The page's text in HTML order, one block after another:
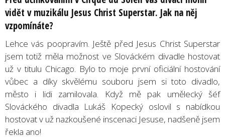
vidět v muzikálu Jesus Christ Superstar. Jak na něj
vzpomínáte?
Lehce vás poopravím. Ještě před Jesus Christ Superstar
jsem totiž měla možnost ve Slováckém divadle hostovat
už v titulu Chicago. Bylo to moje první oficiální hostování
vůbec a díky skvělému souboru jsem si toto divadlo,
město i lidi zamilovala. Když mě pak umělecký šéf
Slováckého divadla Lukáš Kopecký oslovil s nabídkou
hostovat v už nazkoušené inscenaci Jesuse, nadšeně jsem
řekla ano!